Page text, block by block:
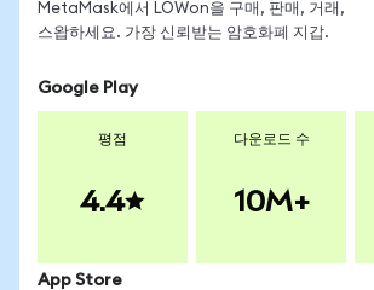
MetaMask에서 LOWon을 구매, 판매, 거래,
스왑하세요. 가장 신뢰받는 암호화폐 지갑.
Google Play
평점
4.4
다운로드 수
10M+
App Store